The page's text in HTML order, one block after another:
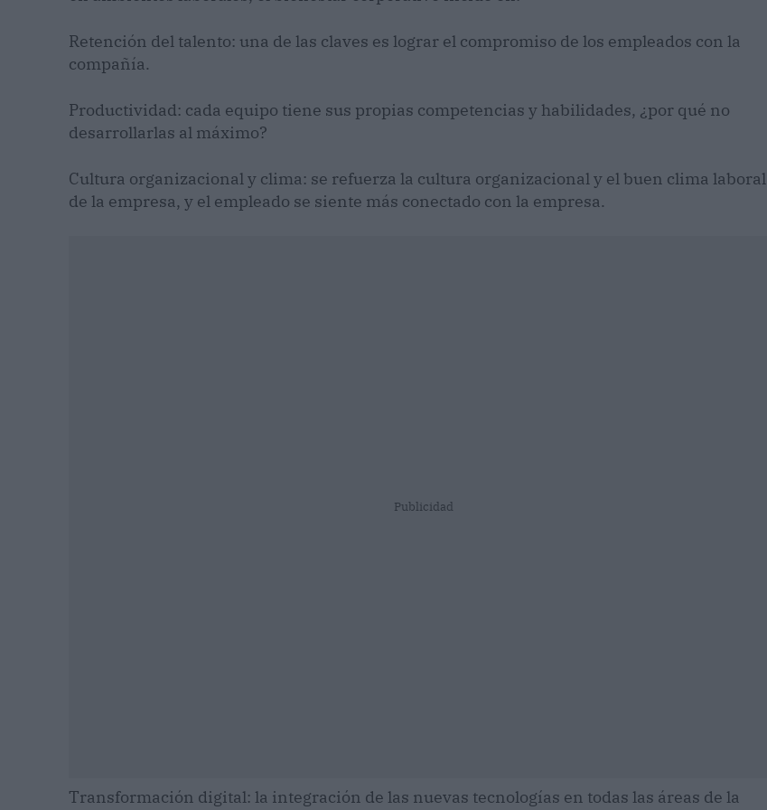
Retención del talento: una de las claves es lograr el compromiso de los empleados con la
compañía.
Productividad: cada equipo tiene sus propias competencias y habilidades, ¿por qué no
desarrollarlas al máximo?
Cultura organizacional y clima: se refuerza la cultura organizacional y el buen clima laboral
de la empresa, y el empleado se siente más conectado con la empresa.
Publicidad
Transformación digital: la integración de las nuevas tecnologías en todas las áreas de la